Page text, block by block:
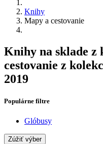
Knihy
Mapy a cestovanie
Knihy na sklade z
cestovanie z
2019
Populárne filtre
Glóbusy
Zúžiť výber